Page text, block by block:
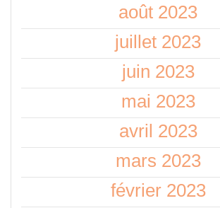
août 2023
juillet 2023
juin 2023
mai 2023
avril 2023
mars 2023
février 2023